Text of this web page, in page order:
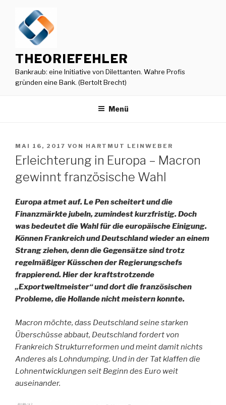
springen
THEORIEFEHLER
Bankraub: eine Initiative von Dilettanten. Wahre Profis
gründen eine Bank. (Bertolt Brecht)
Menü
VERÖFFENTLICHT
AM
MAI 16, 2017 VON HARTMUT LEINWEBER
Erleichterung in Europa – Macron
gewinnt französische Wahl
Europa atmet auf. Le Pen scheitert und die
Finanzmärkte jubeln, zumindest kurzfristig. Doch
was bedeutet die Wahl für die europäische Einigung.
Können Frankreich und Deutschland wieder an einem
Strang ziehen, denn die Gegensätze sind trotz
regelmäßiger Küsschen der Regierungschefs
frappierend. Hier der kraftstrotzende
„Exportweltmeister“ und dort die französischen
Probleme, die Hollande nicht meistern konnte.
Macron möchte, dass Deutschland seine starken
Überschüsse abbaut, Deutschland fordert von
Frankreich Strukturreformen und meint damit nichts
Anderes als Lohndumping. Und in der Tat klaffen die
Lohnentwicklungen seit Beginn des Euro weit
auseinander.